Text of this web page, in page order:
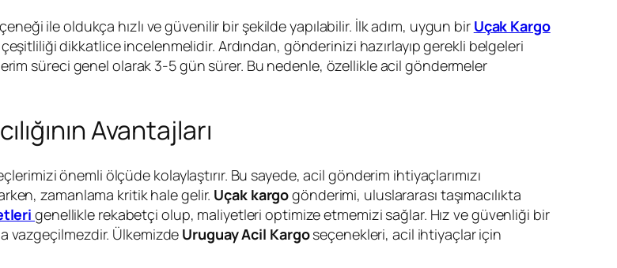
ile oldukça hızlı ve güvenilir bir şekilde yapılabilir. İlk adım, uygun bir Uçak Kargo
dikkatlice incelenmelidir. Ardından, gönderinizi hazırlayıp gerekli belgeleri
süreci genel olarak 3-5 gün sürer. Bu nedenle, özellikle acil göndermeler
Avantajları
önemli ölçüde kolaylaştırır. Bu sayede, acil gönderim ihtiyaçlarımızı
zamanlama kritik hale gelir. Uçak kargogönderimi, uluslararası taşımacılıkta
genellikle rekabetçi olup, maliyetleri optimize etmemizi sağlar. Hız ve güvenliği bir
vazgeçilmezdir. Ülkemizde Uruguay Acil Kargoseçenekleri, acil ihtiyaçlar için